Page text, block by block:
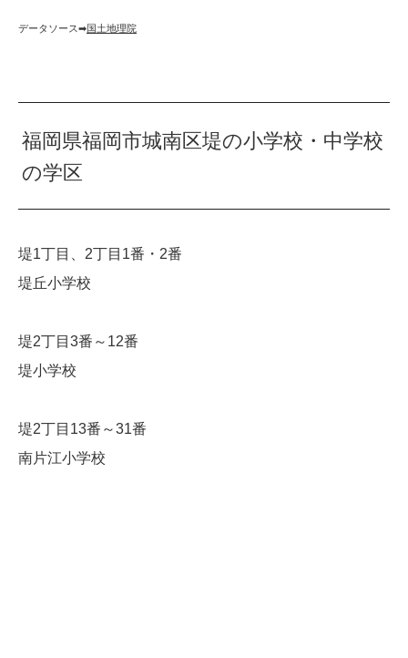
データソース➡︎国土地理院
福岡県福岡市城南区堤の小学校・中学校
の学区
堤1丁目、2丁目1番・2番
堤丘小学校
堤2丁目3番～12番
堤小学校
堤2丁目13番～31番
南片江小学校